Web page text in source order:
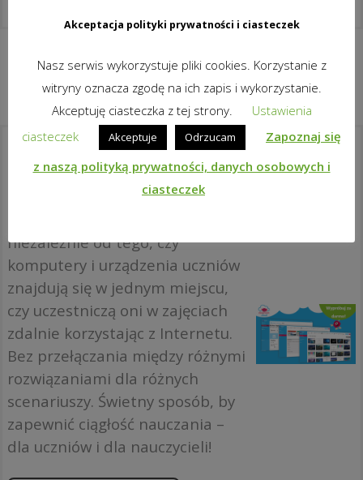
Co to jest classroom.cloud?
To idealna platforma w chmurze
niezależnie od tego, czy
komputery i urządzenia uczniów
znajdują się w jednym miejscu,
czy uczestniczą oni w zajęciach
zdalnie korzystając z Internetu.
Bez przełączania między różnymi
rozwiązaniami dla różnych
scenariuszy. Świetny sposób, by
zapewnić ciągłość nauczania –
dla uczniów i dla nauczycieli!
Akceptacja polityki prywatności i ciasteczek
Nasz serwis wykorzystuje pliki cookies. Korzystanie z
witryny oznacza zgodę na ich zapis i wykorzystanie.
Akceptuję ciasteczka z tej strony.
Ustawienia
ciasteczek
Akceptuje Odrzucam
Zapoznaj się
z naszą polityką prywatności, danych osobowych i
ciasteczek